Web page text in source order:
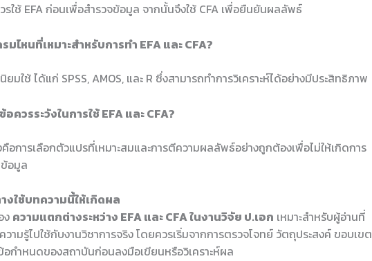
รใช้ EFA ก่อนเพื่อสำรวจข้อมูล จากนั้นจึงใช้ CFA เพื่อยืนยันผลลัพธ์
มไหนที่เหมาะสำหรับการทำ EFA และ CFA?
มใช้ ได้แก่ SPSS, AMOS, และ R ซึ่งสามารถทำการวิเคราะห์ได้อย่างมีประสิทธิภาพ
อควรระวังในการใช้ EFA และ CFA?
คือการเลือกตัวแปรที่เหมาะสมและการตีความผลลัพธ์อย่างถูกต้องเพื่อไม่ให้เกิดการ
ข้อมูล
งใช้บทความนี้ให้เกิดผล
ง ความแตกต่างระหว่าง EFA และ CFA ในงานวิจัย ป.เอก เหมาะสำหรับผู้อ่านที่
วามรู้ไปใช้กับงานวิชาการจริง โดยควรเริ่มจากการตรวจโจทย์ วัตถุประสงค์ ขอบเขต
อกำหนดของสถาบันก่อนลงมือเขียนหรือวิเคราะห์ผล